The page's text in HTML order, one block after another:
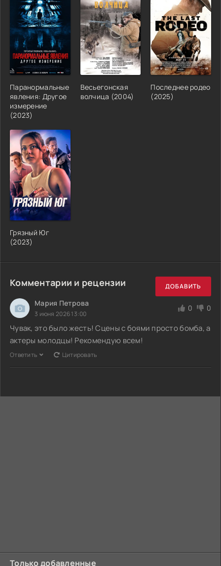
Паранормальные
явления: Другое
измерение
(2023)
Весьегонская
волчица (2004)
Последнее родео
(2025)
Грязный Юг
(2023)
Комментарии и рецензии ДОБАВИТЬ
Мария Петрова
3 июня 2026 13:00
0 0
Чувак, это было жесть! Сцены с боями просто бомба, а
актеры молодцы! Рекомендую всем!
Ответить Цитировать
Только добавленные